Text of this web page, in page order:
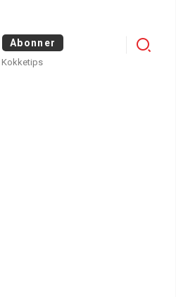
Abonner
Kokketips
Logg